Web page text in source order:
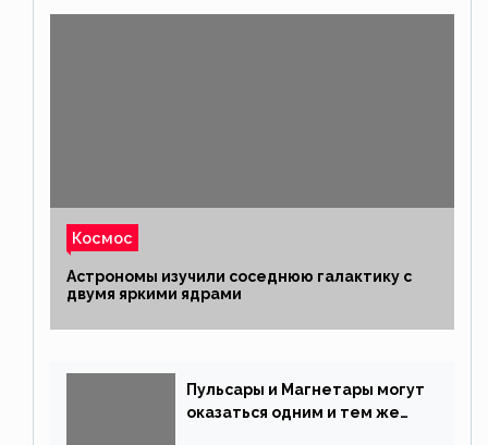
Космос
Астрономы изучили соседнюю галактику с
двумя яркими ядрами
Пульсары и Магнетары могут
оказаться одним и тем же